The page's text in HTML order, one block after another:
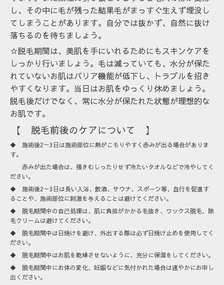
し、 その中に毛が残った結果毛がまっすぐ生えず埋没し
てしまうことがあります。自分では抜かず、自然に抜け
落ちるのを待ちましょう。
☆脱毛期間は、美肌を手にいれるためにもスキンケアを
しっかり行いましょう。毛は減っていても、水分が保た
れていないお肌はバリア機能が低下し、トラブルを招き
やすくなります。当日はお肌をゆっくり休めましょう。
脱毛後だけでなく、常に水分が保たれた状態が理想的な
お肌です。
【 脱毛前後のケアについて 】
◆ 施術後2～3日は施術部位に熱がこもりやすく赤みが出る場合がありま
す。
赤みが出た場合は、掻きむしったりせず冷たいタオルなどで冷やしてく
ださい。
◆ 施術後2～3日は長い入浴、飲酒、サウナ、スポーツ等、血行を促進す
ることや、施術部位に刺激を与えることは避けてください。
◆ 脱毛期間中の自己処理は、肌に負担がかかる毛抜き、ワックス脱毛、除
毛クリームは避けてください。
◆ 脱毛期間中は日焼けを避け、外出する際は必ず日焼け止めを使用してく
ださい。
◆ 脱毛期間中はお肌を乾燥させないように、充分に保湿をしてください。
◆ 脱毛期間中にお体の変化、妊娠などに気付かれた場合は速やかにお申し
出ください。